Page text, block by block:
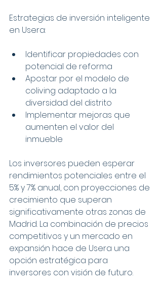
Estrategias de inversión inteligente
en Usera:
Identificar propiedades con
potencial de reforma
Apostar por el modelo de
coliving adaptado a la
diversidad del distrito
Implementar mejoras que
aumenten el valor del
inmueble
Los inversores pueden esperar
rendimientos potenciales entre el
5% y 7% anual, con proyecciones de
crecimiento que superan
significativamente otras zonas de
Madrid. La combinación de precios
competitivos y un mercado en
expansión hace de Usera una
opción estratégica para
inversores con visión de futuro.